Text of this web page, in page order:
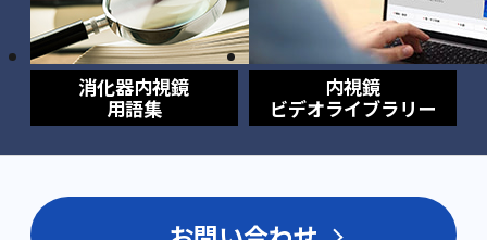
消化器内視鏡
用語集
内視鏡
ビデオライブラリー